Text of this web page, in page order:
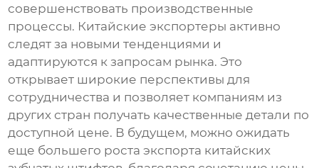
совершенствовать производственные
процессы. Китайские экспортеры активно
следят за новыми тенденциями и
адаптируются к запросам рынка. Это
открывает широкие перспективы для
сотрудничества и позволяет компаниям из
других стран получать качественные детали по
доступной цене. В будущем, можно ожидать
еще большего роста экспорта китайских